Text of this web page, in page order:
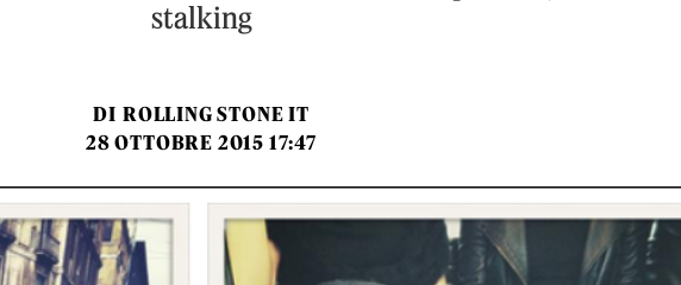
stalking
DI ROLLING STONE IT
28 OTTOBRE 2015 17:47